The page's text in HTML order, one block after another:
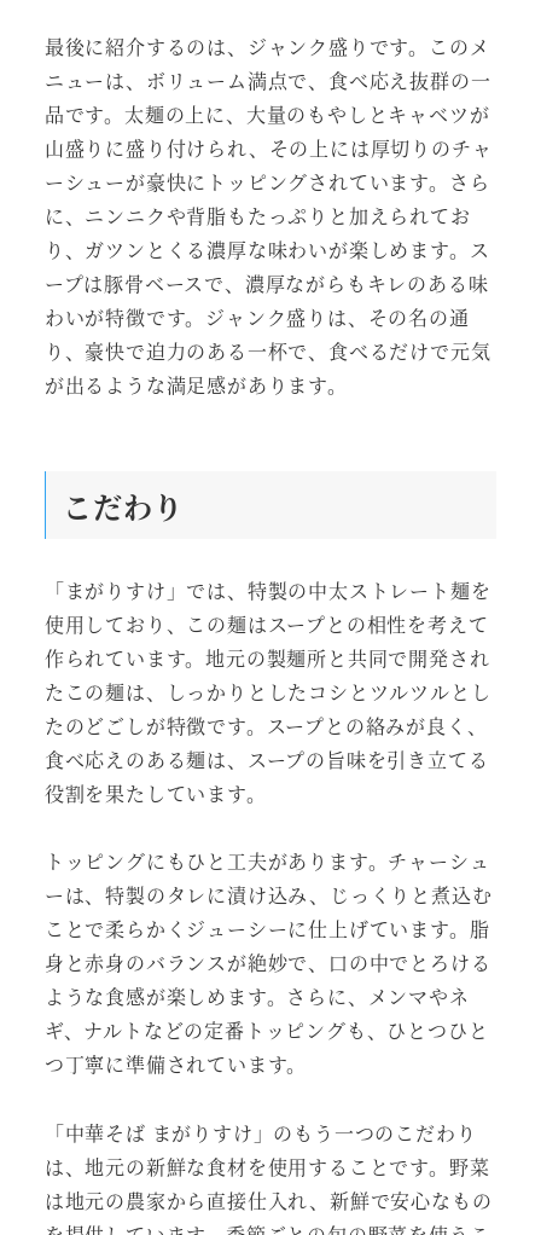
最後に紹介するのは、ジャンク盛りです。このメ
ニューは、ボリューム満点で、食べ応え抜群の一
品です。太麺の上に、大量のもやしとキャベツが
山盛りに盛り付けられ、その上には厚切りのチャ
ーシューが豪快にトッピングされています。さら
に、ニンニクや背脂もたっぷりと加えられてお
り、ガツンとくる濃厚な味わいが楽しめます。ス
ープは豚骨ベースで、濃厚ながらもキレのある味
わいが特徴です。ジャンク盛りは、その名の通
り、豪快で迫力のある一杯で、食べるだけで元気
が出るような満足感があります。
こだわり
「まがりすけ」では、特製の中太ストレート麺を
使用しており、この麺はスープとの相性を考えて
作られています。地元の製麺所と共同で開発され
たこの麺は、しっかりとしたコシとツルツルとし
たのどごしが特徴です。スープとの絡みが良く、
食べ応えのある麺は、スープの旨味を引き立てる
役割を果たしています。
トッピングにもひと工夫があります。チャーシュ
ーは、特製のタレに漬け込み、じっくりと煮込む
ことで柔らかくジューシーに仕上げています。脂
身と赤身のバランスが絶妙で、口の中でとろける
ような食感が楽しめます。さらに、メンマやネ
ギ、ナルトなどの定番トッピングも、ひとつひと
つ丁寧に準備されています。
「中華そば まがりすけ」のもう一つのこだわり
は、地元の新鮮な食材を使用することです。野菜
は地元の農家から直接仕入れ、新鮮で安心なもの